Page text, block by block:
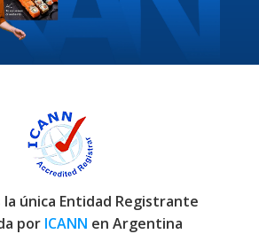
la única Entidad Registrante
por ICANN en Argentina